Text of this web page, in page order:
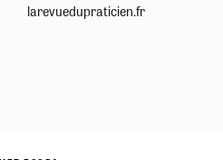
larevuedupraticien.fr